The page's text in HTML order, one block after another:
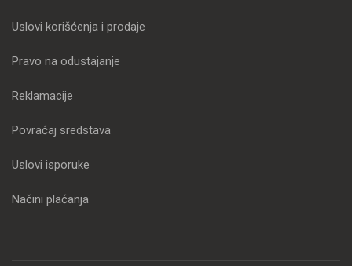
Uslovi korišćenja i prodaje
Pravo na odustajanje
Reklamacije
Povraćaj sredstava
Uslovi isporuke
Načini plaćanja